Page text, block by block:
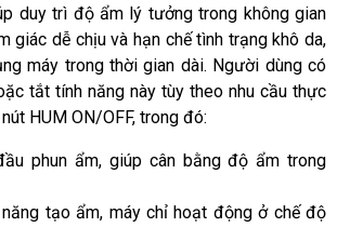
duy trì độ ẩm lý tưởng trong không gian
giác dễ chịu và hạn chế tình trạng khô da,
máy trong thời gian dài. Người dùng có
tắt tính năng này tùy theo nhu cầu thực
HUM ON/OFF, trong đó:
phun ẩm, giúp cân bằng độ ẩm trong
tạo ẩm, máy chỉ hoạt động ở chế độ